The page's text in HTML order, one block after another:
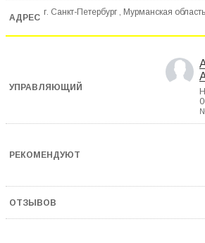
г. Санкт-Петербург , Мурманская